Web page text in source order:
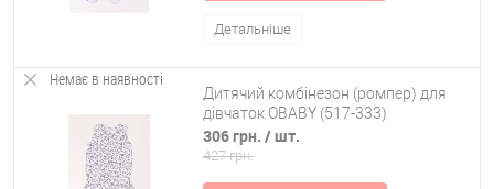
Перелічені вище матеріали досить зносостійкі; їх зовнішній вигляд
не спотворюється навіть при частих чищеннях та праннях.
Внутрішній шар відповідає за збереження тепла. Він повинен бути
гіпоалергенним та тактильно приємним. Не купуйте маленьким
Детальніше
Немає в наявності
Дитячий комбінезон (ромпер) для
дівчаток OBABY (517-333)
306 грн. / шт.
427 грн.